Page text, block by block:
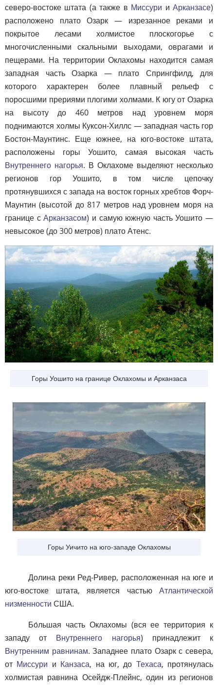
северо-востоке штата (а также в Миссури иАрканзасе)
расположено плато Озарк — изрезанное реками и
покрытое лесами холмистое плоскогорье с
многочисленными скальными выходами, оврагами и
пещерами. На территории Оклахомы находится самая
западная часть Озарка — плато Спрингфилд, для
которого характерен более плавный рельеф с
поросшими прериями плогими холмами. К югу от Озарка
на высоту до 460 метров над уровнем моря
поднимаются холмы Куксон-Хиллс — западная часть гор
Бостон-Маунтинс. Еще южнее, на юго-востоке штата,
расположены горы Уошито, самая высокая часть
Внутреннего нагорья. В Оклахоме выделяют несколько
регионов гор Уошито, в том числе цепочку
протянувшихся с запада на восток горных хребтов Форч-
Маунтин (высотой до 817 метров над уровнем моря на
границе сАрканзасом) и самую южную часть Уошито —
невысокое (до 300 метров) плато Атенс.
Горы Уошито на границе Оклахомы и Арканзаса
Горы Уичито на юго-западе Оклахомы
Долина реки Ред-Ривер, расположенная на юге и
юго-востоке штата, является частью Атлантической
низменности США.
Бо́льшая часть Оклахомы (вся ее территория к
западу от Внутреннего нагорья) принадлежит к
Внутренним равнинам. Западнее плато Озарк с севера,
от Миссури и Канзаса, на юг, до Техаса, протянулась
холмистая равнина Осейдж-Плейнс, один из регионов